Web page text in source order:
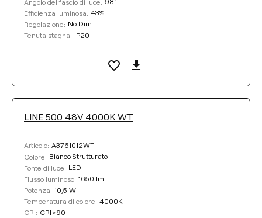
Efficienza luminosa: 43%
Regolazione: No Dim
Tenuta stagna: IP20
LINE 500 48V 4000K WT
Articolo: A3761012WT
Colore: Bianco Strutturato
Fonte di luce: LED
Flusso luminoso: 1650 lm
Potenza: 10,5 W
Temperatura di colore: 4000K
CRI: CRI>90